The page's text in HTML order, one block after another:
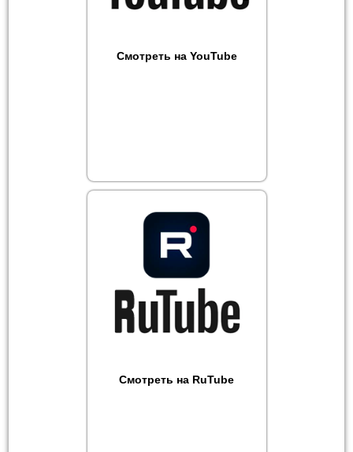
Смотреть на YouTube
Смотреть на RuTube